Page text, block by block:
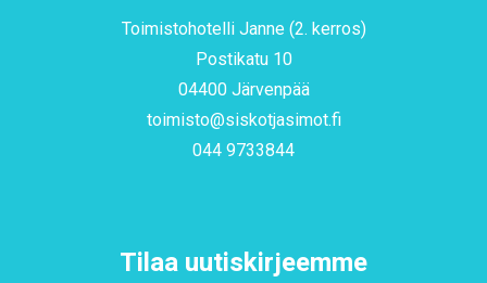
Toimistohotelli Janne (2. kerros)
Postikatu 10
04400 Järvenpää
toimisto@siskotjasimot.fi
044 9733844
Tilaa uutiskirjeemme